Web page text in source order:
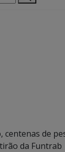
centenas de
da Funtrab